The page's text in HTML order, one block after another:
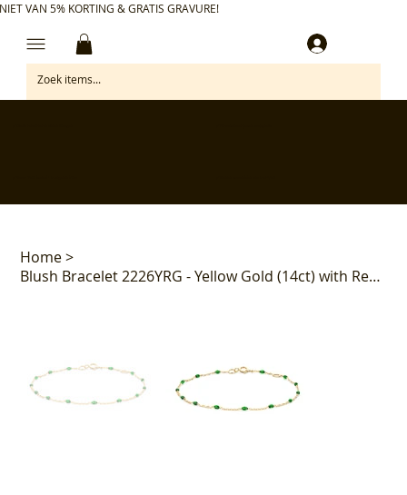
VAN 5% KORTING & GRATIS GRAVURE!
Home>
Blush Bracelet 2226YRG - Yellow Gold (14ct) with Resin Groen